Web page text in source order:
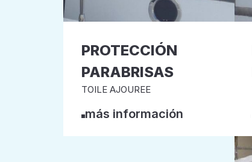
PROTECCIÓN
PARABRISAS
TOILE AJOUREE
más información